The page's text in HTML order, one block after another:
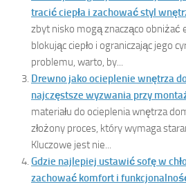
tracić ciepła i zachować styl
zbyt nisko mogą znacząco
blokując ciepło i ograniczając jego
problemu, warto, by...
Drewno jako ocieplenie wnętrza
najczęstsze wyzwania przy
materiału do ocieplenia wnętrza
złożony proces, który wymaga
Kluczowe jest nie...
Gdzie najlepiej ustawić sofę w
zachować komfort i